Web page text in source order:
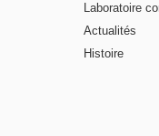
Laboratoire
Actualités
Histoire